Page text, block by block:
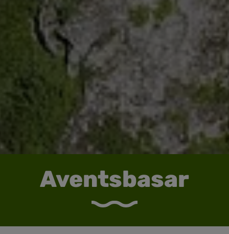
Aventsbasar